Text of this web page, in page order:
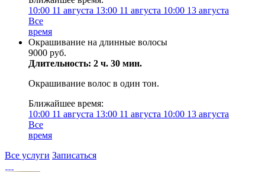
10:00 11 августа 13:00 11 августа 10:00 13 августа
Все
время
Окрашивание на длинные волосы
9000 руб.
Длительность: 2 ч. 30 мин.
Окрашивание волос в один тон.
Ближайшее время:
10:00 11 августа 13:00 11 августа 10:00 13 августа
Все
время
Все услуги Записаться